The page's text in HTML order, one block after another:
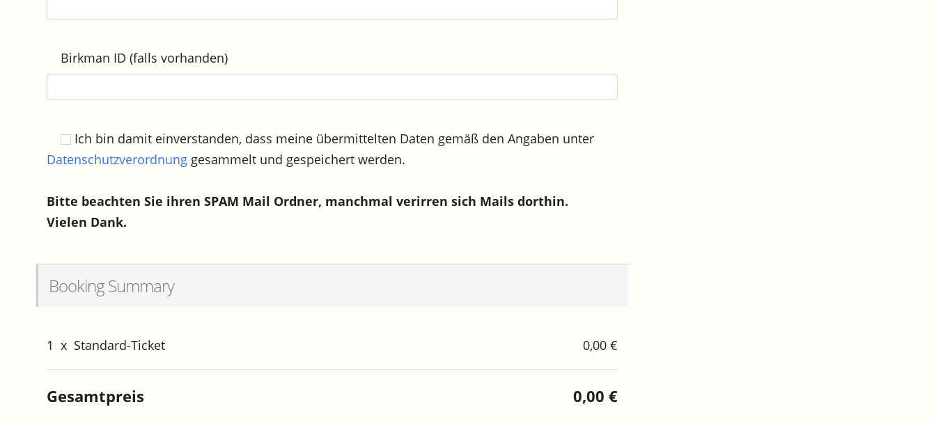
Birkman ID (falls vorhanden)
Ich bin damit einverstanden, dass meine übermittelten Daten gemäß den Angaben unter
Datenschutzverordnung gesammelt und gespeichert werden.
Bitte beachten Sie ihren SPAM Mail Ordner, manchmal verirren sich Mails dorthin.
Vielen Dank.
Booking Summary
1 x Standard-Ticket 0,00 €
Gesamtpreis 0,00 €